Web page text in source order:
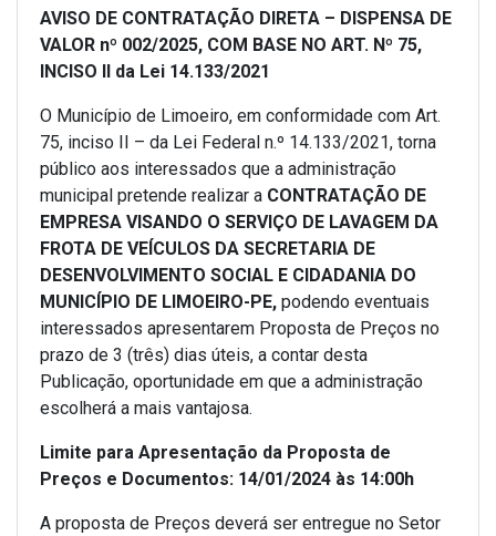
AVISO DE CONTRATAÇÃO DIRETA – DISPENSA DE
VALOR nº 002/2025, COM BASE NO ART. Nº 75,
INCISO II da Lei 14.133/2021
O Município de Limoeiro, em conformidade com Art.
75, inciso II – da Lei Federal n.º 14.133/2021, torna
público aos interessados que a administração
municipal pretende realizar a CONTRATAÇÃO DE
EMPRESA VISANDO O SERVIÇO DE LAVAGEM DA
FROTA DE VEÍCULOS DA SECRETARIA DE
DESENVOLVIMENTO SOCIAL E CIDADANIA DO
MUNICÍPIO DE LIMOEIRO-PE, podendo eventuais
interessados apresentarem Proposta de Preços no
prazo de 3 (três) dias úteis, a contar desta
Publicação, oportunidade em que a administração
escolherá a mais vantajosa.
Limite para Apresentação da Proposta de
Preços e Documentos: 14/01/2024 às 14:00h
A proposta de Preços deverá ser entregue no Setor